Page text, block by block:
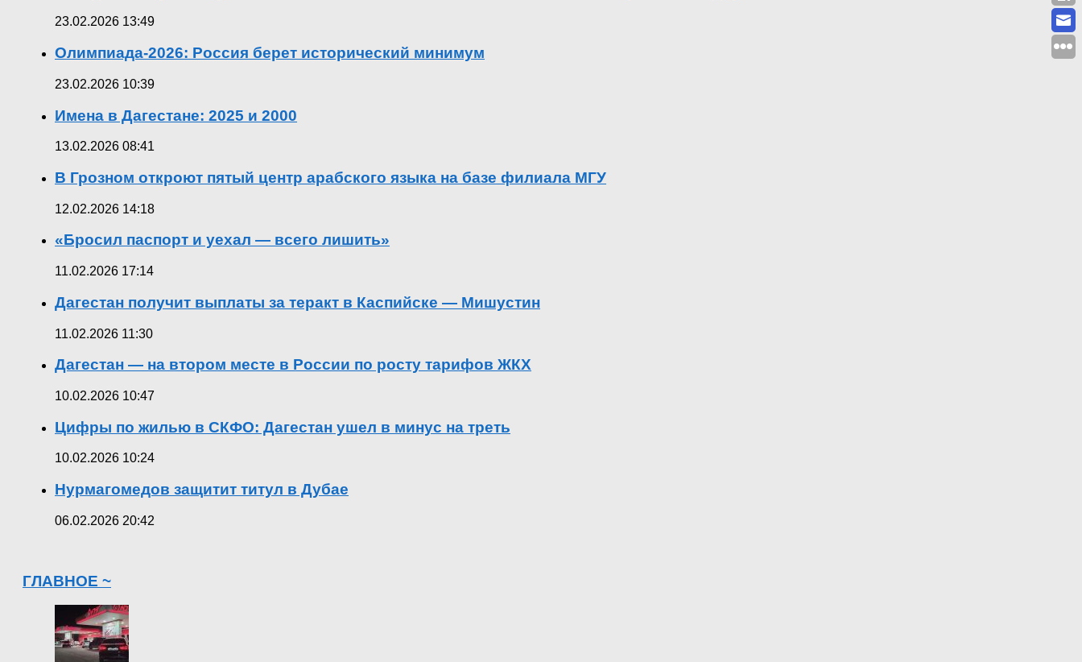
23.02.2026 13:49
Олимпиада-2026: Россия берет исторический минимум
23.02.2026 10:39
Имена в Дагестане: 2025 и 2000
13.02.2026 08:41
В Грозном откроют пятый центр арабского языка на базе филиала МГУ
12.02.2026 14:18
«Бросил паспорт и уехал — всего лишить»
11.02.2026 17:14
Дагестан получит выплаты за теракт в Каспийске — Мишустин
11.02.2026 11:30
Дагестан — на втором месте в России по росту тарифов ЖКХ
10.02.2026 10:47
Цифры по жилью в СКФО: Дагестан ушел в минус на треть
10.02.2026 10:24
Нурмагомедов защитит титул в Дубае
06.02.2026 20:42
ГЛАВНОЕ ~